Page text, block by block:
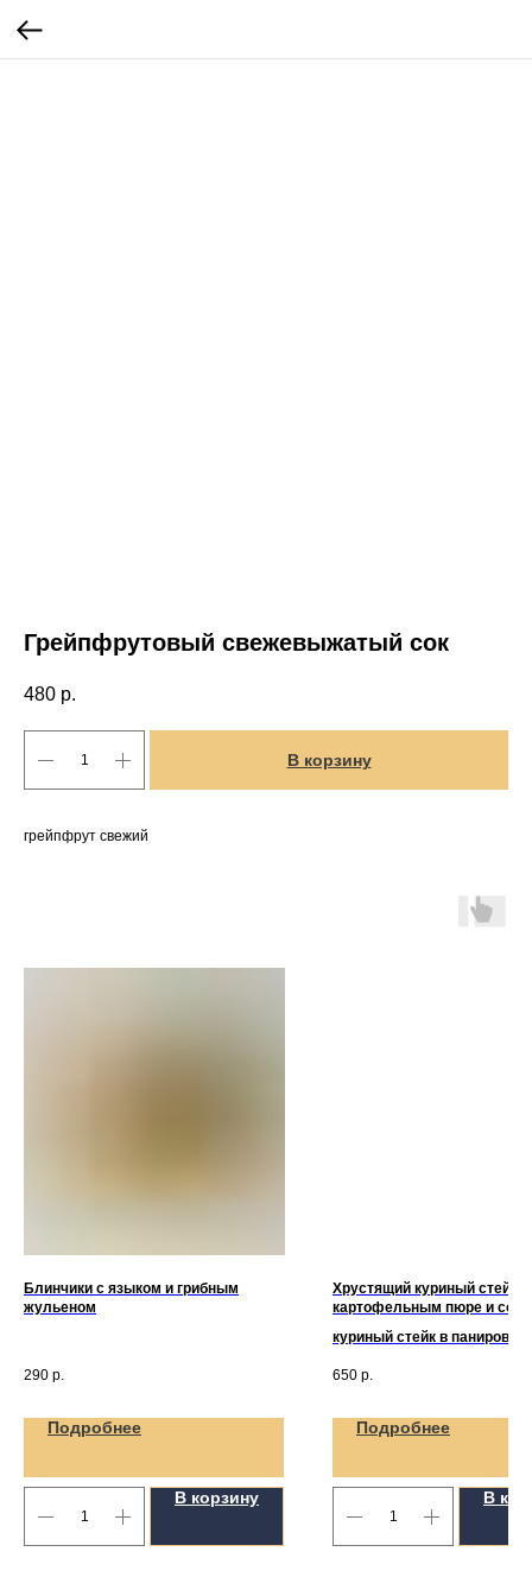
Грейпфрутовый свежевыжатый сок
480 р.
В корзину
грейпфрут свежий
Блинчики с языком и грибным
жульеном
290 р.
Подробнее
В корзину
Хрустящий куриный стейк с
картофельным пюре и
белых грибов
куриный стейк в панировке,
сливочный из белых грибов
650 р.
Подробнее
В